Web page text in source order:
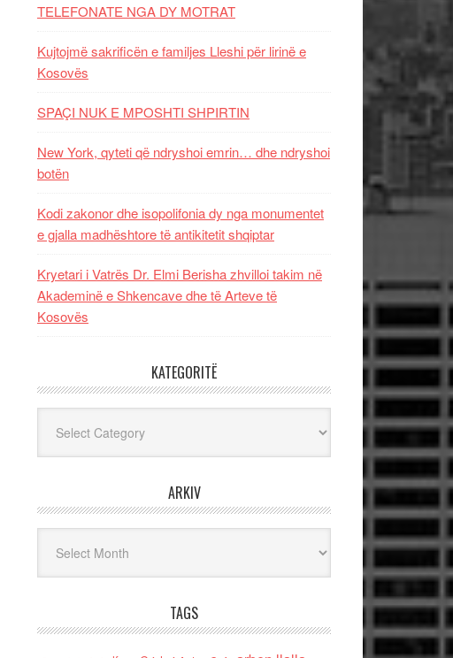
TELEFONATE NGA DY MOTRAT
Kujtojmë sakrificën e familjes Lleshi për lirinë e
Kosovës
SPAÇI NUK E MPOSHTI SHPIRTIN
New York, qyteti që ndryshoi emrin… dhe ndryshoi
botën
Kodi zakonor dhe isopolifonia dy nga monumentet
e gjalla madhështore të antikitetit shqiptar
Kryetari i Vatrës Dr. Elmi Berisha zhvilloi takim në
Akademinë e Shkencave dhe të Arteve të
Kosovës
KATEGORITË
ARKIV
TAGS